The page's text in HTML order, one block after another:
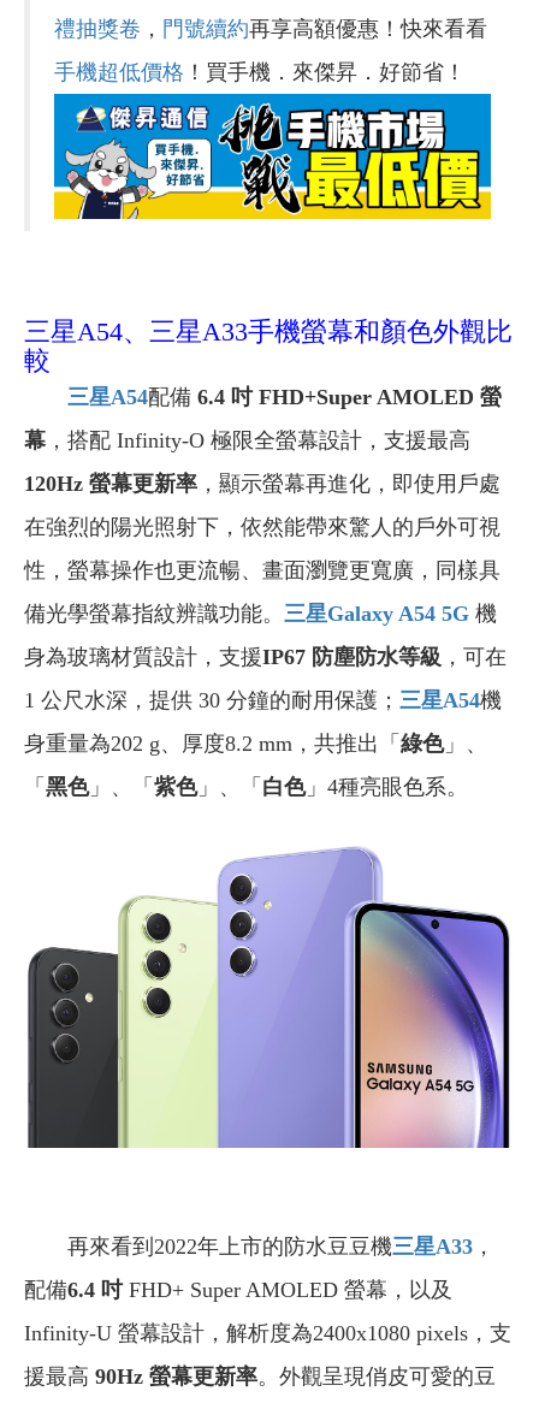
禮抽獎卷 ， 門號續約再享高額優惠！快來看看
手機超低價格 ！買手機．來傑昇．好節省！
三星A54、三星A33手機螢幕和顏色外觀比
較
三星A54配備 6.4 吋 FHD+Super AMOLED 螢
幕 ，搭配 Infinity-O 極限全螢幕設計，支援最高
120Hz 螢幕更新率 ，顯示螢幕再進化，即使用戶處
在強烈的陽光照射下，依然能帶來驚人的戶外可視
性，螢幕操作也更流暢、畫面瀏覽更寬廣，同樣具
備光學螢幕指紋辨識功能。 三星Galaxy A54 5G 機
身為玻璃材質設計，支援IP67 防塵防水等級 ，可在
1 公尺水深，提供 30 分鐘的耐用保護； 三星A54機
身重量為202 g、厚度8.2 mm，共推出「 綠色」、
「 黑色」、「 紫色」、「 白色」4種亮眼色系。
再來看到2022年上市的防水豆豆機三星A33 ，
配備6.4 吋FHD+ Super AMOLED 螢幕，以及
Infinity-U 螢幕設計，解析度為2400x1080 pixels，支
援最高 90Hz 螢幕更新率。外觀呈現俏皮可愛的豆